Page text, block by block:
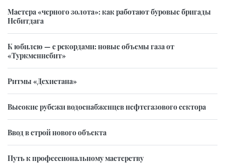
Мастера «черного золота»: как работают буровые бригады
Небитдага
К юбилею — с рекордами: новые объемы газа от
«Туркменнебит»
Ритмы «Дехистана»
Высокие рубежи водоснабженцев нефтегазового сектора
Ввод в строй нового объекта
Путь к профессиональному мастерству